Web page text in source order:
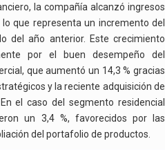
la compañía alcanzó ingresos
que representa un incremento del
del año anterior. Este crecimiento
por el buen desempeño del
que aumentó un 14,3 % gracias
y la reciente adquisición de
el caso del segmento residencial
un 3,4 %, favorecidos por las
del portafolio de productos.